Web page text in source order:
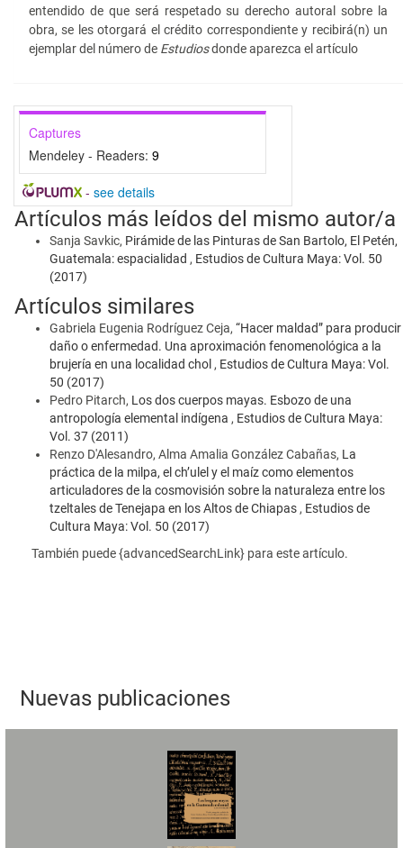
entendido de que será respetado su derecho autoral sobre la
obra, se les otorgará el crédito correspondiente y recibirá(n) un
ejemplar del número de Estudiosdonde aparezca el artículo
Captures
Mendeley - Readers: 9
- see details
Artículos más leídos del mismo autor/a
Sanja Savkic, Pirámide de las Pinturas de San Bartolo, El Petén,
Guatemala: espacialidad , Estudios de Cultura Maya: Vol. 50
(2017)
Artículos similares
Gabriela Eugenia Rodríguez Ceja, “Hacer maldad” para producir
daño o enfermedad. Una aproximación fenomenológica a la
brujería en una localidad chol , Estudios de Cultura Maya: Vol.
50 (2017)
Pedro Pitarch, Los dos cuerpos mayas. Esbozo de una
antropología elemental indígena , Estudios de Cultura Maya:
Vol. 37 (2011)
Renzo D'Alesandro, Alma Amalia González Cabañas, La
práctica de la milpa, el ch’ulel y el maíz como elementos
articuladores de la cosmovisión sobre la naturaleza entre los
tzeltales de Tenejapa en los Altos de Chiapas , Estudios de
Cultura Maya: Vol. 50 (2017)
También puede {advancedSearchLink} para este artículo.
Nuevas publicaciones